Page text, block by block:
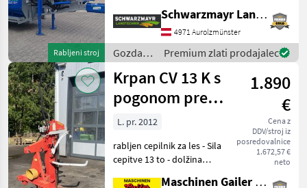
Rabljeni stroj
izdelave 2020 - s podvozjem
- z mehansko zložljivim
transportnim trakom
dolžine 4, 40 m
Schwarzmayr Landtechnik GmbH - Aurolzmünster
4971 Aurolzmünster
Gozdarska
in
lesarska
mehanizacija
/
Binderberger
Premium zlati prodajalec
Krpan CV 13 K s
pogonom prek
kardanskega
greda
1.890
€
Cena z
DDV/stroj iz
posredovalnice
1.672,57 €
neto
L. pr. 2012
rabljen cepilnik za les - Sila
cepitve 13 to - dolžina
Maschinen Gailer GmbH